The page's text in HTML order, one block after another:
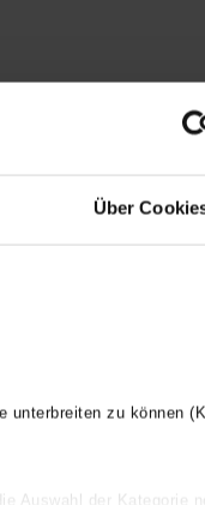
Über
unterbreiten zu können
Auswahl der Kategorie
de color, el IHD
acabados